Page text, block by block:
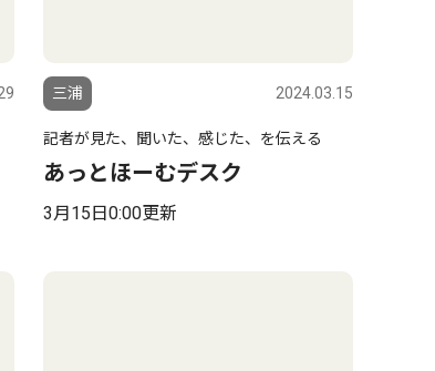
三浦 2024.03.15
記者が見た、聞いた、感じた、を伝える
あっとほーむデスク
3月15日0:00更新